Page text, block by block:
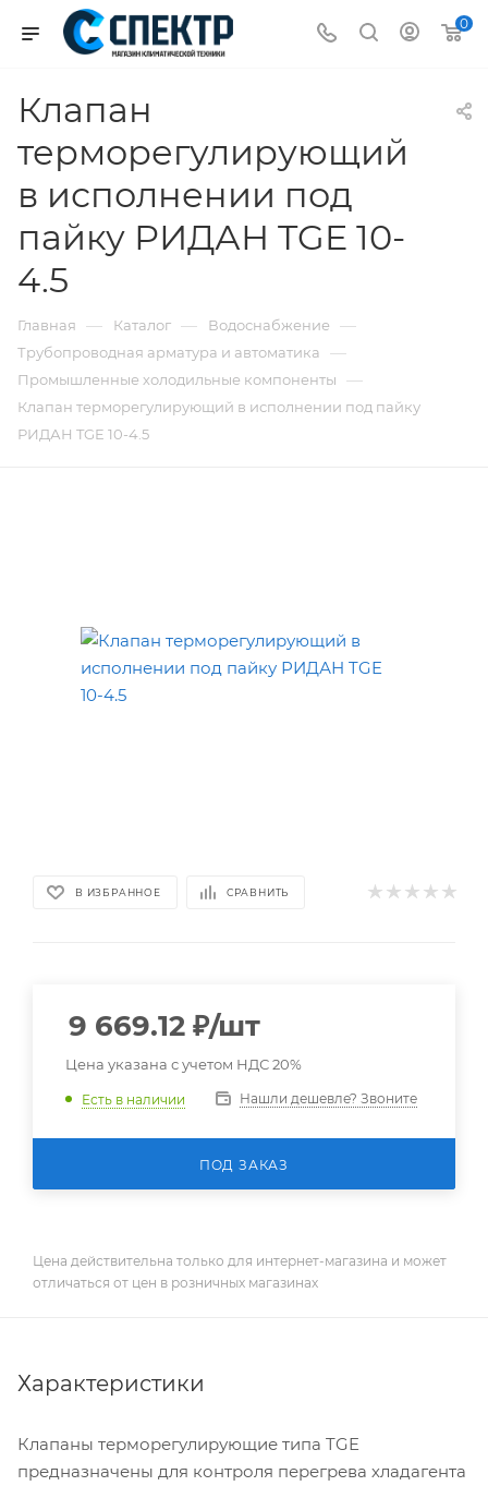
0
Клапан
терморегулирующий
в исполнении под
пайку РИДАН TGE 10-
4.5
Главная — Каталог — Водоснабжение —
Трубопроводная арматура и автоматика —
Промышленные холодильные компоненты —
Клапан терморегулирующий в исполнении под пайку
РИДАН TGE 10-4.5
В ИЗБРАННОЕ СРАВНИТЬ
9 669.12 ₽/шт
Цена указана с учетом НДС 20%
Есть в наличии Нашли дешевле? Звоните
ПОД ЗАКАЗ
Цена действительна только для интернет-магазина и может
отличаться от цен в розничных магазинах
Характеристики
Клапаны терморегулирующие типа TGE
предназначены для контроля перегрева хладагента